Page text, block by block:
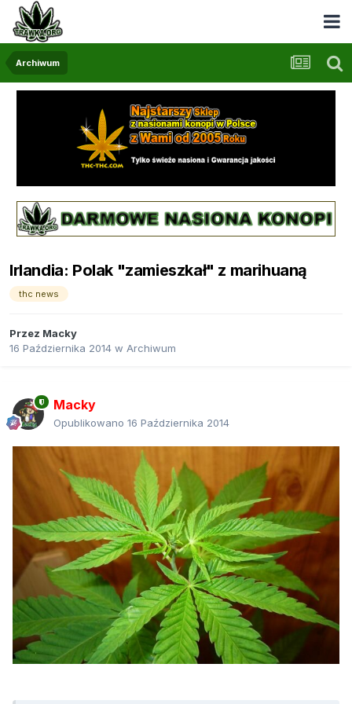
Archiwum
Irlandia: Polak "zamieszkał" z marihuaną
thc news
Przez Macky
16 Października 2014 w Archiwum
Macky
Opublikowano 16 Października 2014